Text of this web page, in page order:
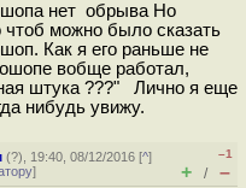
нет обрыва Но
чтоб можно было сказать
Как я его раньше не
вобще работал,
штука ???" Лично я еще
нибудь увижу.
(?), 19:40, 08/12/2016 [^]
]
–1
+ / –